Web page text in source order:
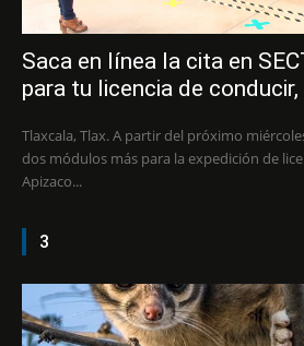
Saca en línea la cita en
para tu licencia de
Tlaxcala, Tlax. A partir del próximo
dos módulos más para la expedición de
Apizaco...
3